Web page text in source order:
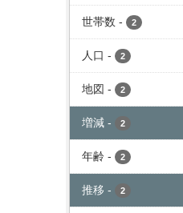
世帯数 - 2
人口 - 2
地図 - 2
増減 - 2
年齢 - 2
推移 - 2